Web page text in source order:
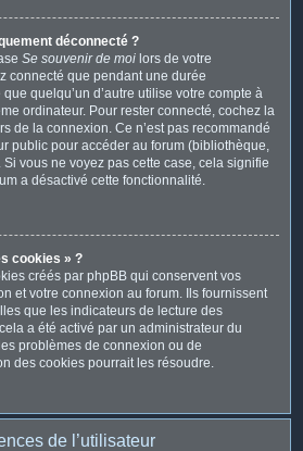
déconnecté ?
Se souvenir de moi lors de votre
connecté que pendant une durée
quelqu’un d’autre utilise votre compte à
ordinateur. Pour rester connecté, cochez la
de la connexion. Ce n’est pas recommandé
public pour accéder au forum (bibliothèque,
vous ne voyez pas cette case, cela signifie
a désactivé cette fonctionnalité.
cookies » ?
créés par phpBB qui conservent vos
et votre connexion au forum. Ils fournissent
que les indicateurs de lecture des
a été activé par un administrateur du
problèmes de connexion ou de
des cookies pourrait les résoudre.
de l’utilisateur